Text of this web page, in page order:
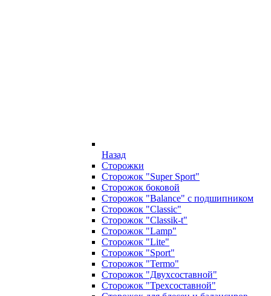
Назад
Сторожки
Сторожок "Super Sport"
Сторожок боковой
Сторожок "Balance" с подшипником
Сторожок "Classic"
Сторожок "Classik-t"
Сторожок "Lamp"
Сторожок "Lite"
Сторожок "Sport"
Сторожок "Termo"
Сторожок "Двухсоставной"
Сторожок "Трехсоставной"